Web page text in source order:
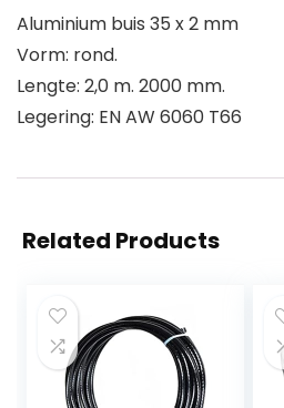
Aluminium buis 35 x 2 mm
Vorm: rond.
Lengte: 2,0 m. 2000 mm.
Legering: EN AW 6060 T66
Related Products